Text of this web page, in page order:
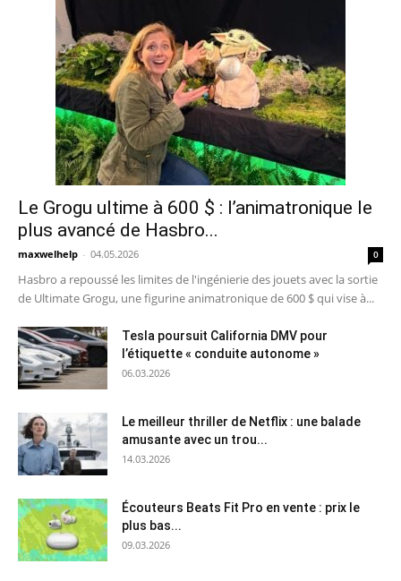
Le Grogu ultime à 600 $ : l’animatronique le
plus avancé de Hasbro...
maxwelhelp - 04.05.2026 0
Hasbro a repoussé les limites de l'ingénierie des jouets avec la sortie
de Ultimate Grogu, une figurine animatronique de 600 $ qui vise à...
Tesla poursuit California DMV pour
l’étiquette « conduite autonome »
06.03.2026
Le meilleur thriller de Netflix : une balade
amusante avec un trou...
14.03.2026
Écouteurs Beats Fit Pro en vente : prix le
plus bas...
09.03.2026